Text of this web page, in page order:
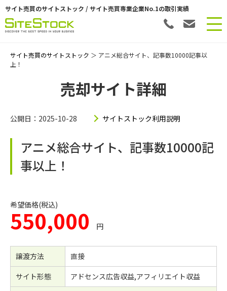
サイト売買のサイトストック / サイト売買専業企業No.1の取引実績
サイト売買のサイトストック ＞ アニメ総合サイト、記事数10000記事以
上！
売却サイト詳細
公開日：2025-10-28 サイトストック利用説明
アニメ総合サイト、記事数10000記
事以上！
希望価格(税込)
550,000 円
譲渡方法
直接
サイト形態
アドセンス広告収益,アフィリエイト収益